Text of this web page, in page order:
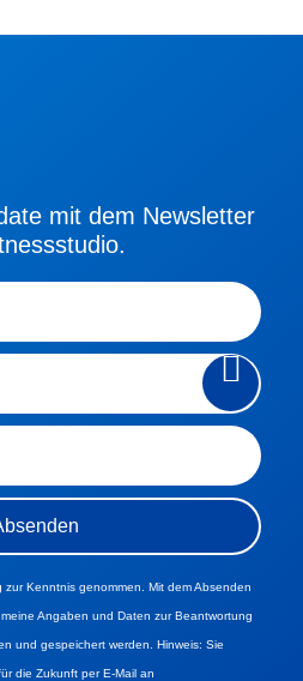
mit dem Newsletter
Kenntnis genommen. Mit dem Absenden
Angaben und Daten zur Beantwortung
und gespeichert werden. Hinweis: Sie
die Zukunft per E-Mail an